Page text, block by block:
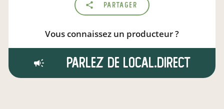
Partager
Vous connaissez un producteur ?
Parlez de local.direct